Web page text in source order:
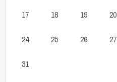
17 18 19 20
24 25 26 27
31